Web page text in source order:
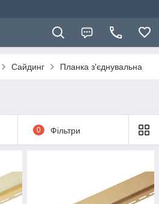
Сайдинг Планка з'єднувальна
0 Фільтри